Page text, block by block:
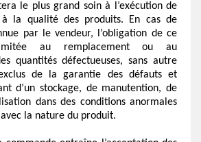
le plus grand soin à l’exécution de
la qualité des produits. En cas de
par le vendeur, l’obligation de ce
au remplacement ou au
quantités défectueuses, sans autre
de la garantie des défauts et
d’un stockage, de manutention, de
dans des conditions anormales
la nature du produit.